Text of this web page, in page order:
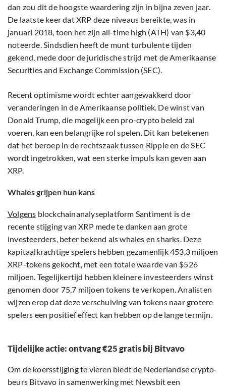
dan zou dit de hoogste waardering zijn in bijna zeven jaar.
De laatste keer dat XRP deze niveaus bereikte, was in
januari 2018, toen het zijn all-time high (ATH) van $3,40
noteerde. Sindsdien heeft de munt turbulente tijden
gekend, mede door de juridische strijd met de Amerikaanse
Securities and Exchange Commission (SEC).
Recent optimisme wordt echter aangewakkerd door
veranderingen in de Amerikaanse politiek. De winst van
Donald Trump, die mogelijk een pro-crypto beleid zal
voeren, kan een belangrijke rol spelen. Dit kan betekenen
dat het beroep in de rechtszaak tussen Ripple en de SEC
wordt ingetrokken, wat een sterke impuls kan geven aan
XRP.
Whales grijpen hun kans
Volgens blockchainanalyseplatform Santiment is de
recente stijging van XRP mede te danken aan grote
investeerders, beter bekend als whales en sharks. Deze
kapitaalkrachtige spelers hebben gezamenlijk 453,3 miljoen
XRP-tokens gekocht, met een totale waarde van $526
miljoen. Tegelijkertijd hebben kleinere investeerders winst
genomen door 75,7 miljoen tokens te verkopen. Analisten
wijzen erop dat deze verschuiving van tokens naar grotere
spelers een positief effect kan hebben op de lange termijn.
Tijdelijke actie: ontvang €25 gratis bij Bitvavo
Om de koersstijging te vieren biedt de Nederlandse crypto-
beurs Bitvavo in samenwerking met Newsbit een